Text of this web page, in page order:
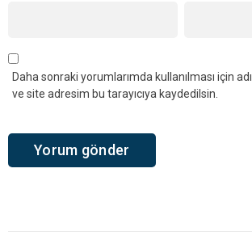
Daha sonraki yorumlarımda kullanılması için
ve site adresim bu tarayıcıya kaydedilsin.